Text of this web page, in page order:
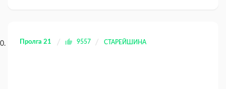
Пролга 21 9557 СТАРЕЙШИНА